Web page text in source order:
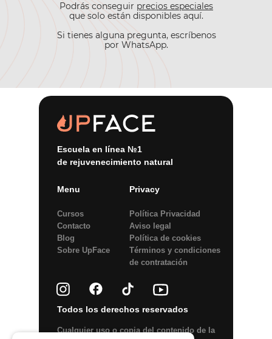
Podrás conseguir precios especiales
que solo están disponibles aquí.
Si tienes alguna pregunta, escríbenos
por WhatsApp.
Escuela en línea №1
de rejuvenecimiento natural
Menu Privacy
Todos los derechos reservados
Cursos
Contacto
Blog
Sobre UpFace
Política Privacidad
Aviso legal
Política de сookies
Términos y condiciones
de contratación
Сualquier uso o copia del contenido de la